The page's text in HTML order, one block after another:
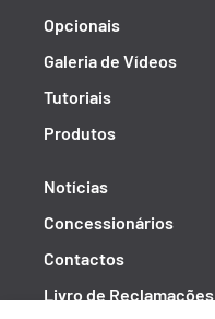
Opcionais
Galeria de Vídeos
Tutoriais
Produtos
Notícias
Concessionários
Contactos
Livro de Reclamações